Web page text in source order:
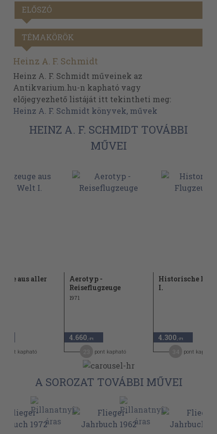
ELŐSZÓ
TÉMAKÖRÖK
Heinz A. F. Schmidt
Heinz A. F. Schmidt műveinek az
Antikvarium.hu-n kapható vagy
előjegyezhető listáját itt tekintheti meg:
Heinz A. F. Schmidt könyvek, művek
HEINZ A. F. SCHMIDT TOVÁBBI
MŰVEI
aus aller
pont kapható
Aerotyp -
Reiseflugzeuge
1971
4.660 ,-Ft
pont kapható
Historische
I.
4.300 ,-Ft
pont kapható
A SOROZAT TOVÁBBI MŰVEI